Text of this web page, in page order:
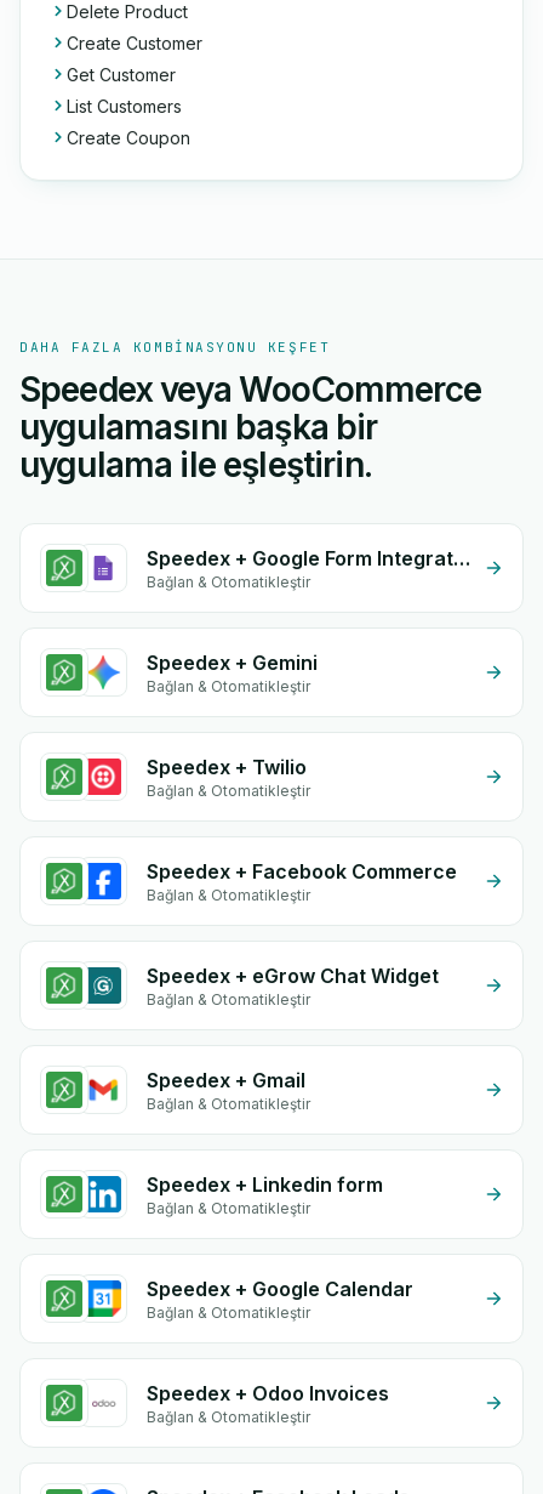
Delete Product
Create Customer
Get Customer
List Customers
Create Coupon
DAHA FAZLA KOMBINASYONU KEŞFET
Speedex veya WooCommerce
uygulamasını başka bir
uygulama ile eşleştirin.
Speedex + Google Form Integration
Bağlan & Otomatikleştir
Speedex + Gemini
Bağlan & Otomatikleştir
Speedex + Twilio
Bağlan & Otomatikleştir
Speedex + Facebook Commerce
Bağlan & Otomatikleştir
Speedex + eGrow Chat Widget
Bağlan & Otomatikleştir
Speedex + Gmail
Bağlan & Otomatikleştir
Speedex + Linkedin form
Bağlan & Otomatikleştir
Speedex + Google Calendar
Bağlan & Otomatikleştir
Speedex + Odoo Invoices
Bağlan & Otomatikleştir